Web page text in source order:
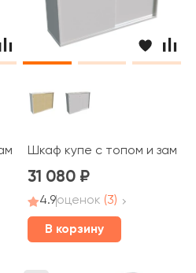
143x42x76 STEEL EVO
Шкаф купе с топом и замком
31 080
4.9оценок (3)
В корзину